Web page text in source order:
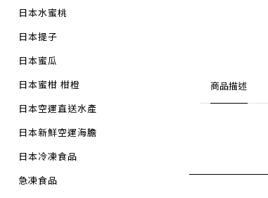
日本水蜜桃
日本提子
日本蜜瓜
日本蜜柑 柑橙
日本空運直送水產
日本新鮮空運海膽
日本冷凍食品
急凍食品
商品描述